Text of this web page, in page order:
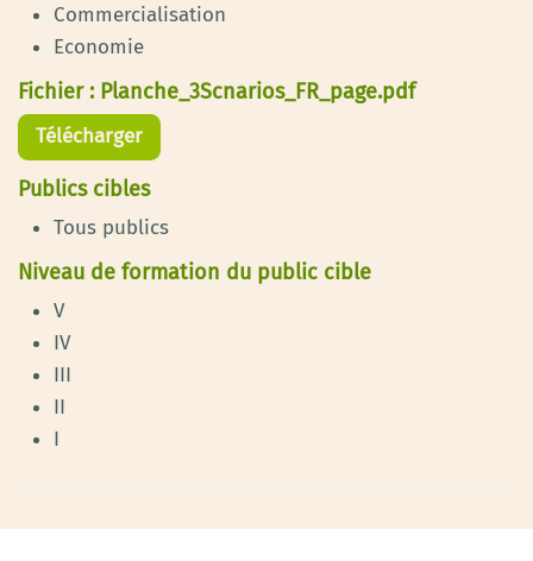
Commercialisation
Economie
Fichier : Planche_3Scnarios_FR_page.pdf
Télécharger
Publics cibles
Tous publics
Niveau de formation du public cible
V
IV
III
II
I